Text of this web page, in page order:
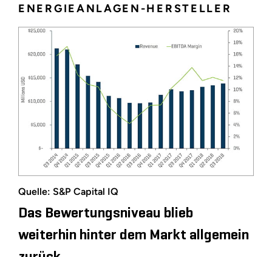
ENERGIEANLAGEN-HERSTELLER
Quelle: S&P Capital IQ
Das Bewertungsniveau blieb
weiterhin hinter dem Markt allgemein